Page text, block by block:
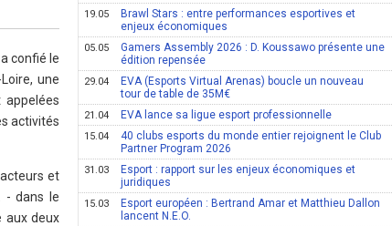
confié le
une
activités
et
- dans le
aux deux
19.05
Brawl Stars : entre performances esportives et
enjeux économiques
05.05
Gamers Assembly 2026 : D. Koussawo présente une
édition repensée
29.04
EVA (Esports Virtual Arenas) boucle un nouveau
tour de table de 35M€
21.04 EVA lance sa ligue esport professionnelle
15.04
40 clubs esports du monde entier rejoignent le Club
Partner Program 2026
31.03
Esport : rapport sur les enjeux économiques et
juridiques
15.03
Esport européen : Bertrand Amar et Matthieu Dallon
lancent N.E.O.